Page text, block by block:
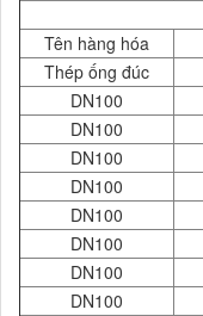
Tên hàng hóa
Thép ống đúc
DN100
DN100
DN100
DN100
DN100
DN100
DN100
DN100